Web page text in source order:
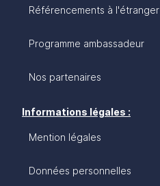
Référencements à l'étranger
Programme ambassadeur
Nos partenaires
Informations légales :
Mention légales
Données personnelles